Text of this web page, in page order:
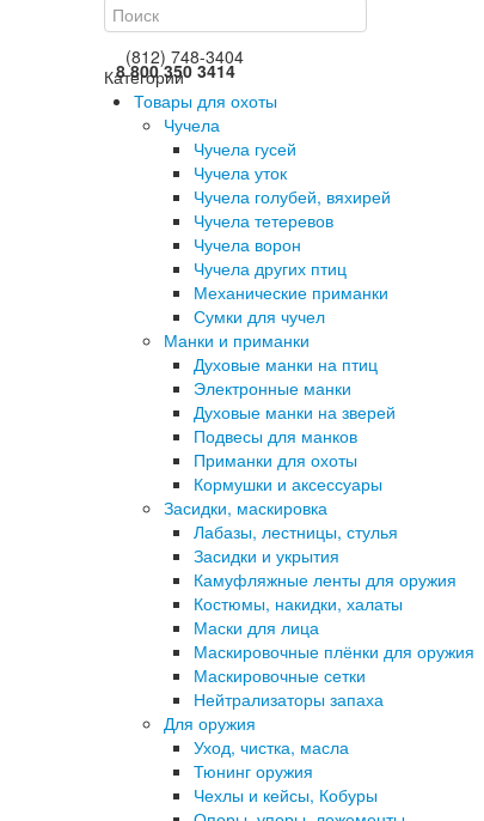
(812) 748-3404
8 800 350 3414
Категории
Товары для охоты
Чучела
Чучела гусей
Чучела уток
Чучела голубей, вяхирей
Чучела тетеревов
Чучела ворон
Чучела других птиц
Механические приманки
Сумки для чучел
Манки и приманки
Духовые манки на птиц
Электронные манки
Духовые манки на зверей
Подвесы для манков
Приманки для охоты
Кормушки и аксессуары
Засидки, маскировка
Лабазы, лестницы, стулья
Засидки и укрытия
Камуфляжные ленты для оружия
Костюмы, накидки, халаты
Маски для лица
Маскировочные плёнки для оружия
Маскировочные сетки
Нейтрализаторы запаха
Для оружия
Уход, чистка, масла
Тюнинг оружия
Чехлы и кейсы, Кобуры